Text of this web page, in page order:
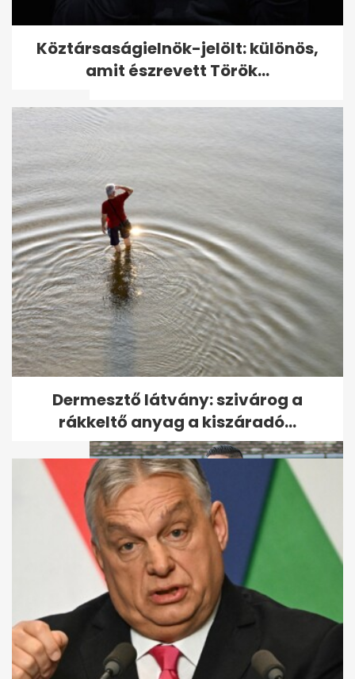
Oscar-gála: Natalie Portman
a ruhájával tiltakozott a
vörös...
Keira Knightley eljátszotta
Jimmy Fallonnak a
Despacitót. A fogain.
Kis Grófo minden eddigire
rátesz egy lapáttal
Köztársaságielnök-jelölt: különös,
amit észrevett Török...
Dermesztő látvány: szivárog a
rákkeltő anyag a kiszáradó...